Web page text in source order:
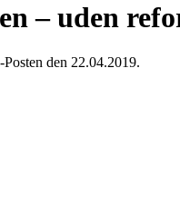
– uden
den 22.04.2019.